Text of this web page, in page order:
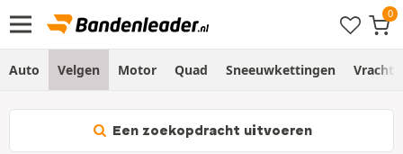
Auto Velgen Motor Quad Sneeuwkettingen
Een zoekopdracht uitvoeren